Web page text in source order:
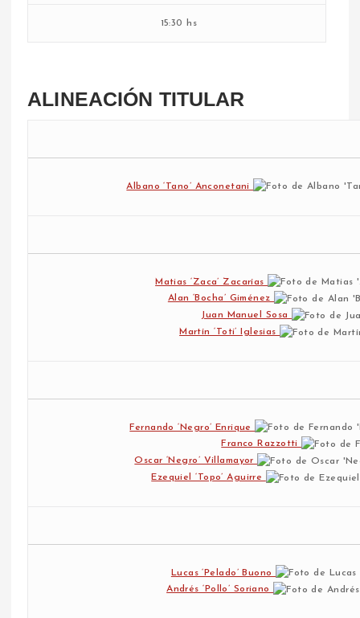
15:30 hs
ALINEACIÓN TITULAR
Albano ‘Tano’ Anconetani
Matias ‘Zaca’ Zacarías
Alan ‘Bocha’ Giménez
Juan Manuel Sosa
Martín ‘Toti’ Iglesias
Fernando ‘Negro’ Enrique
Franco Razzotti
Oscar ‘Negro’ Villamayor
Ezequiel ‘Topo’ Aguirre
Lucas ‘Pelado’ Buono
Andrés ‘Pollo’ Soriano